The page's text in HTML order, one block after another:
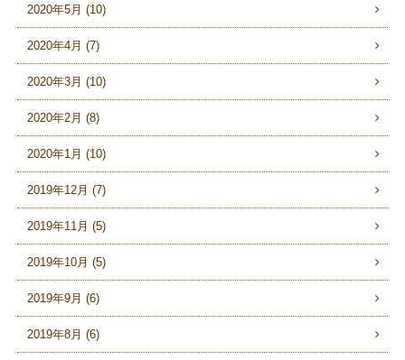
2020年5月 (10)
2020年4月 (7)
2020年3月 (10)
2020年2月 (8)
2020年1月 (10)
2019年12月 (7)
2019年11月 (5)
2019年10月 (5)
2019年9月 (6)
2019年8月 (6)